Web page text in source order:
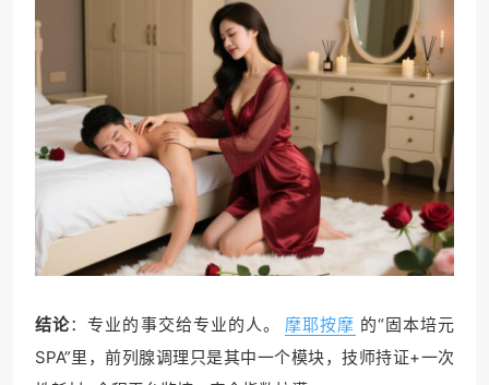
结论：专业的事交给专业的人。 摩耶按摩 的“固本培元
SPA”里，前列腺调理只是其中一个模块，技师持证+一次